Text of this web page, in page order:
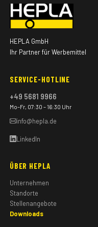
HEPLA GmbH
Ihr Partner für Werbemittel
SERVICE-HOTLINE
+49 5681 9966
Mo–Fr, 07:30 – 16:30 Uhr
info@hepla.de
LinkedIn
ÜBER HEPLA
Unternehmen
Standorte
Stellenangebote
Downloads